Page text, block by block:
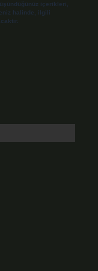
içerikleri,
halinde, ilgili